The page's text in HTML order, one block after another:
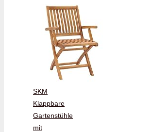
SKM
Klappbare
Gartenstühle
mit